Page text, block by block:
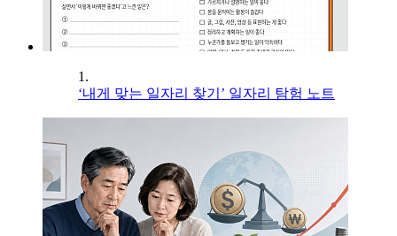
1.
‘내게 맞는 일자리 찾기’ 일자리 탐험 노트